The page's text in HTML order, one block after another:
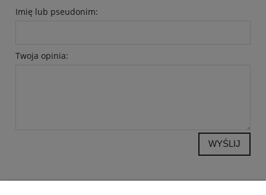
Imię lub pseudonim:
Twoja opinia:
WYŚLIJ